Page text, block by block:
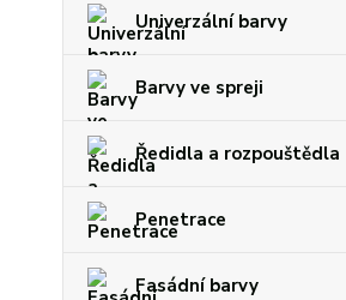
Univerzální barvy
Barvy ve spreji
Ředidla a rozpouštědla
Penetrace
Fasádní barvy